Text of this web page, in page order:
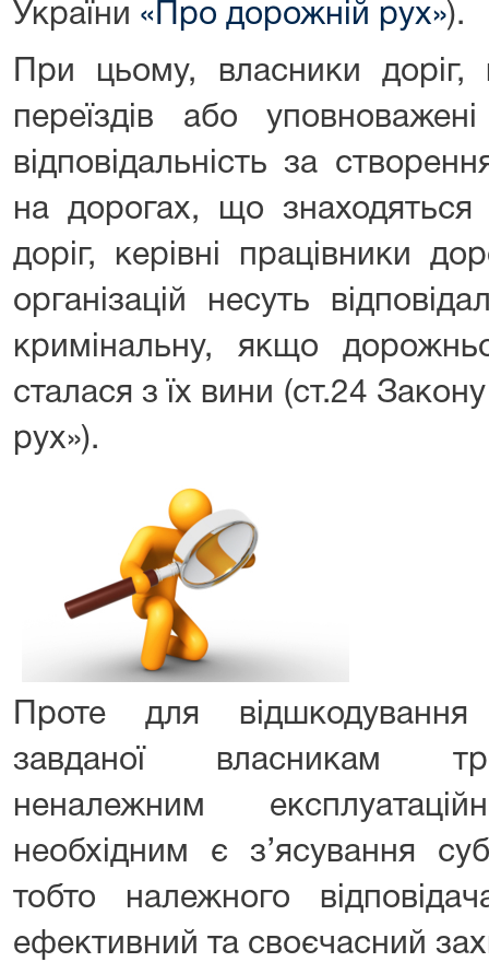
України «Про дорожній рух»).
При цьому, власники доріг,
переїздів або
відповідальність за
на дорогах, що знаходяться
доріг, керівні працівники
організацій несуть
кримінальну, якщо
сталася з їх вини (ст.24
рух»).
Проте для
завданої власникам
неналежним
необхідним є з’ясування
тобто належного
ефективний та своєчасний